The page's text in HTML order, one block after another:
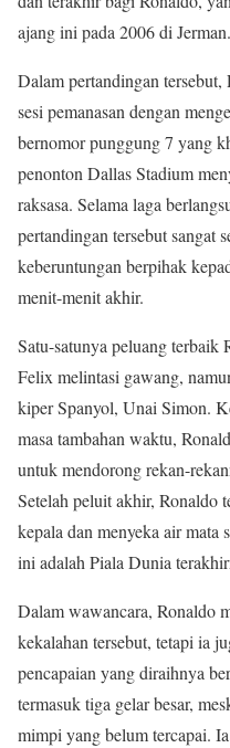
ajang ini pada 2006 di Jerman.
Dalam pertandingan
sesi pemanasan dengan
bernomor punggung 7 yang
penonton Dallas Stadium
raksasa. Selama laga
pertandingan tersebut sangat
keberuntungan berpihak
menit-menit akhir.
Satu-satunya peluang terbaik
Felix melintasi gawang,
kiper Spanyol, Unai Simon.
masa tambahan waktu,
untuk mendorong rekan-
Setelah peluit akhir, Ronaldo
kepala dan menyeka air mata
ini adalah Piala Dunia
Dalam wawancara, Ronaldo
kekalahan tersebut, tetapi ia
pencapaian yang diraihnya
termasuk tiga gelar besar,
mimpi yang belum tercapai.